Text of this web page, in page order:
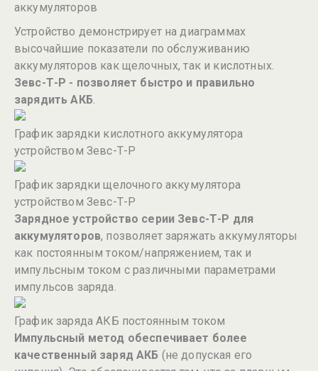
аккумуляторов
Устройство демонстрирует на диаграммах
высочайшие показатели по обслуживанию
аккумуляторов как щелочных, так и кислотных.
Зевс-Т-Р - позволяет быстро и правильно
зарядить АКБ.
График зарядки кислотного аккумулятора
устройством Зевс-Т-Р
График зарядки щелочного аккумулятора
устройством Зевс-Т-Р
Зарядное устройство серии Зевс-Т-Р для
аккумуляторов, позволяет заряжать аккумуляторы
как постоянным током/напряжением, так и
импульсным током с различными параметрами
импульсов заряда.
График заряда АКБ постоянным током
Импульсный метод обеспечивает более
качественный заряд АКБ (не допуская его